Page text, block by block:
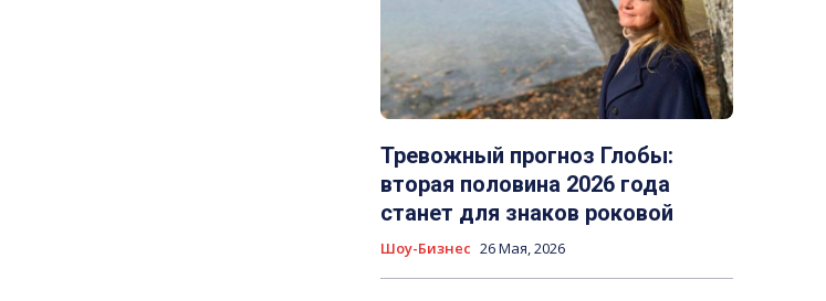
Тревожный прогноз Глобы:
вторая половина 2026 года
станет для знаков роковой
Шоу-Бизнес 26 Мая, 2026